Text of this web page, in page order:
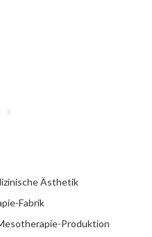
Ästhetik
Fabrik
Produktion